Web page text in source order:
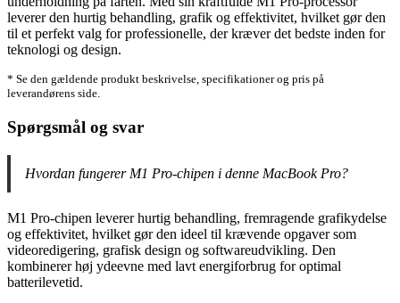
leverer den hurtig behandling, grafik og effektivitet, hvilket gør den
til et perfekt valg for professionelle, der kræver det bedste inden for
teknologi og design.
* Se den gældende produkt beskrivelse, specifikationer og pris på
leverandørens side.
Spørgsmål og svar
Hvordan fungerer M1 Pro-chipen i denne MacBook Pro?
M1 Pro-chipen leverer hurtig behandling, fremragende grafikydelse
og effektivitet, hvilket gør den ideel til krævende opgaver som
videoredigering, grafisk design og softwareudvikling. Den
kombinerer høj ydeevne med lavt energiforbrug for optimal
batterilevetid.